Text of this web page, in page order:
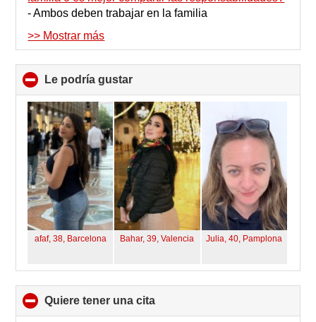
-Ambos deben trabajar en la familia
>> Mostrar más
Le podría gustar
to
collapse
contents
afaf, 38, Barcelona Bahar, 39,Valencia Julia, 40, Pamplona
quiere tener una cita
to